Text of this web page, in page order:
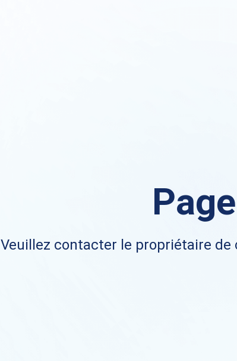
Veuillez contacter le propriétaire